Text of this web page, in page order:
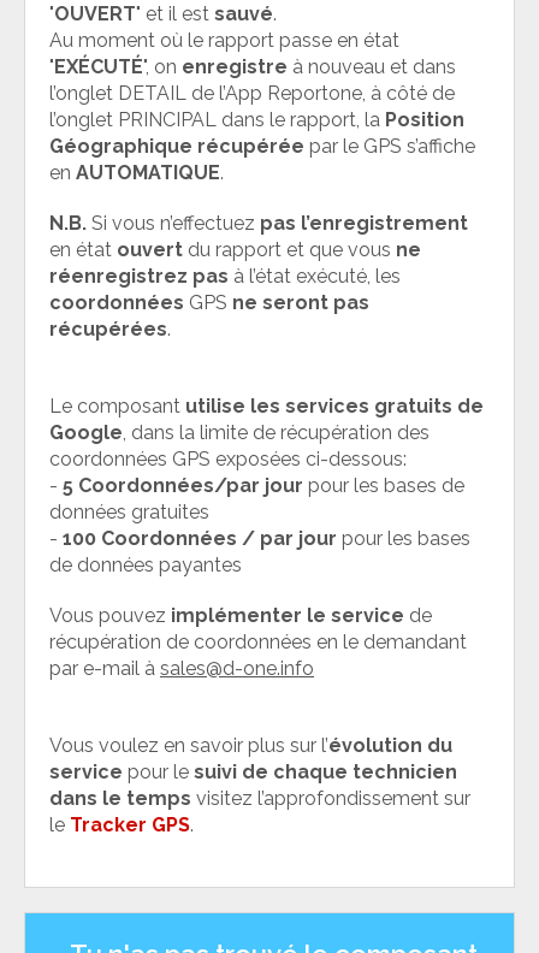
"OUVERT" et il est sauvé.
Au moment où le rapport passe en état
"EXÉCUTÉ", on enregistre à nouveau et dans
l’onglet DETAIL de l’App Reportone, à côté de
l’onglet PRINCIPAL dans le rapport, la Position
Géographique récupérée par le GPS s’affiche
en AUTOMATIQUE.
N.B. Si vous n’effectuez pas l’enregistrement
en état ouvert du rapport et que vous ne
réenregistrez pas à l’état exécuté, les
coordonnées GPS ne seront pas
récupérées.
Le composant utilise les services gratuits de
Google , dans la limite de récupération des
coordonnées GPS exposées ci-dessous:
- 5 Coordonnées/par jour pour les bases de
données gratuites
- 100 Coordonnées / par jour pour les bases
de données payantes
Vous pouvez implémenter le service de
récupération de coordonnées en le demandant
par e-mail à sales@d-one.info
Vous voulez en savoir plus sur l’évolution du
service pour le suivi de chaque technicien
dans le temps visitez l’approfondissement sur
le Tracker GPS.